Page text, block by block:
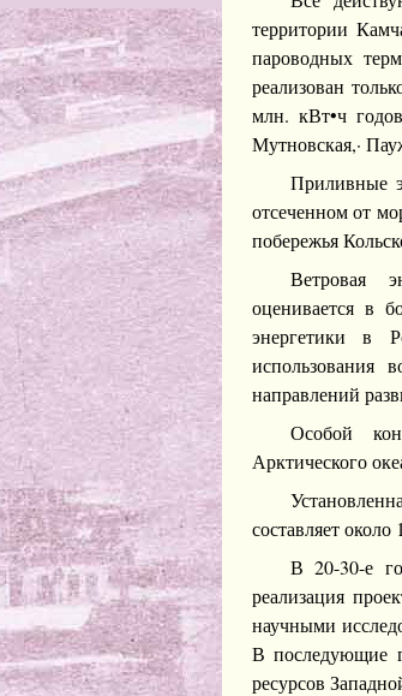
территории
пароводных
реализован
млн. кВт•ч
Мутновская,·
Приливные
отсеченном от
побережья
Ветровая
оценивается в
энергетики в
использования
направлений
Особой
Арктического
составляет
В 20-30-е
реализация
научными
В последующие
ресурсов